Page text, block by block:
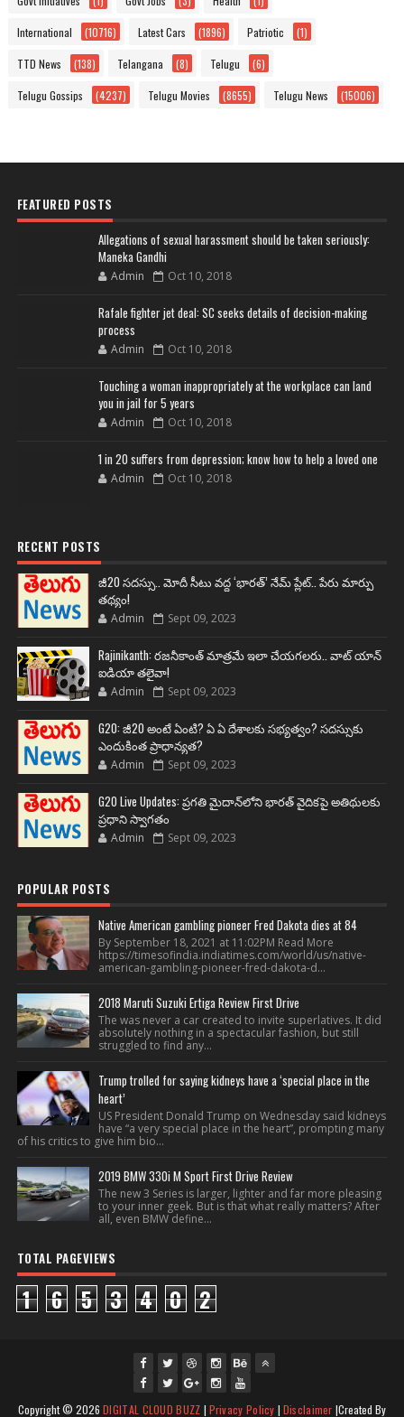
International (10716) Latest Cars (1896) Patriotic (1)
TTD News (138) Telangana (8) Telugu (6)
Telugu Gossips (4237) Telugu Movies (8655) Telugu News (15006)
FEATURED POSTS
Allegations of sexual harassment should be taken seriously:
Maneka Gandhi
Admin Oct 10, 2018
Rafale fighter jet deal: SC seeks details of decision-making
process
Admin Oct 10, 2018
Touching a woman inappropriately at the workplace can land
you in jail for 5 years
Admin Oct 10, 2018
1 in 20 suffers from depression; know how to help a loved one
Admin Oct 10, 2018
RECENT POSTS
జీ20 సదస్సు.. మోదీ సీటు వద్ద ‘భారత్’ నేమ్ ప్లేట్‌.. పేరు మార్పు
తథ్యం!
Admin Sept 09, 2023
Rajinikanth: రజనీకాంత్ మాత్రమే ఇలా చేయగలరు.. వాట్ యాన్
ఐడియా తలైవా!
Admin Sept 09, 2023
G20: జీ20 అంటే ఏంటి? ఏ ఏ దేశాలకు సభ్యత్వం? సదస్సుకు
ఎందుకింత ప్రాధాన్యత?
Admin Sept 09, 2023
G20 Live Updates: ప్రగతి మైదాన్‌లోని భారత్ వైదికపై అతిథులకు
ప్రధాని స్వాగతం
Admin Sept 09, 2023
POPULAR POSTS
Native American gambling pioneer Fred Dakota dies at 84
By September 18, 2021 at 11:02PM Read More
https://timesofindia.indiatimes.com/world/us/native-
american-gambling-pioneer-fred-dakota-d...
2018 Maruti Suzuki Ertiga Review First Drive
The was never a car created to invite superlatives. It did
absolutely nothing in a spectacular fashion, but still
struggled to find any...
Trump trolled for saying kidneys have a ‘special place in the
heart’
US President Donald Trump on Wednesday said kidneys
have “a very special place in the heart”, prompting many
of his critics to give him bio...
2019 BMW 330i M Sport First Drive Review
The new 3 Series is larger, lighter and far more pleasing
to your inner geek. But is that what really matters? After
all, even BMW define...
TOTAL PAGEVIEWS
1 6 5 3 4 0 2
fac twi
gpl ins
you
Copyright ©2026DIGITAL CLOUD BUZZ | Privacy Policy | Disclaimer |Created By